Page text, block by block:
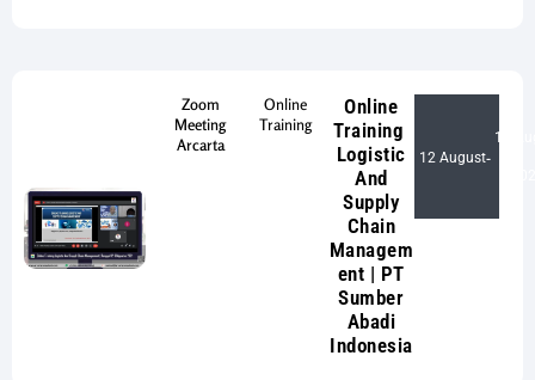
Zoom
Meeting
Arcarta
Online
Training
Online
Training
Logistic
And
Supply
Chain
Managem
ent | PT
Sumber
Abadi
Indonesia
12 August-
13